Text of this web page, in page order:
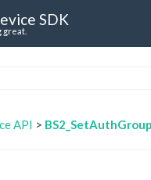
SDK
great.
API > BS2_SetAuthGroup